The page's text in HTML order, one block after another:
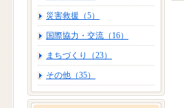
災害救援（5）
国際協力・交流（16）
まちづくり（23）
その他（35）